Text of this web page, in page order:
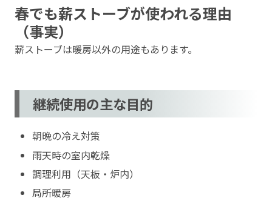
春でも薪ストーブが使われる理由
（事実）
薪ストーブは暖房以外の用途もあります。
継続使用の主な目的
朝晩の冷え対策
雨天時の室内乾燥
調理利用（天板・炉内）
局所暖房